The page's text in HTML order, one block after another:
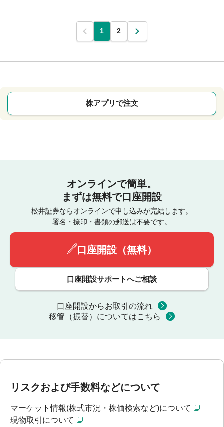
1 2
株アプリで注文
オンラインで簡単。
まずは無料で口座開設
松井証券ならオンラインで申し込みが完結します。
署名・捺印・書類の郵送は不要です。
口座開設（無料）
口座開設サポートへご相談
口座開設からお取引の流れ
移管（振替）についてはこちら
リスクおよび手数料などについて
マーケット情報(株式市況・株価検索など)について
現物取引について